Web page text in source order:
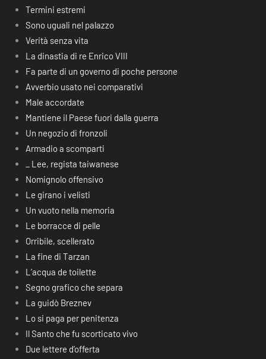
Termini estremi
Sono uguali nel palazzo
Verità senza vita
La dinastia di re Enrico VIII
Fa parte di un governo di poche persone
Avverbio usato nei comparativi
Male accordate
Mantiene il Paese fuori dalla guerra
Un negozio di fronzoli
Armadio a scomparti
_ Lee, regista taiwanese
Nomignolo offensivo
Le girano i velisti
Un vuoto nella memoria
Le borracce di pelle
Orribile, scellerato
La fine di Tarzan
L’acqua de toilette
Segno grafico che separa
La guidò Breznev
Lo si paga per penitenza
Il Santo che fu scorticato vivo
Due lettere d’offerta